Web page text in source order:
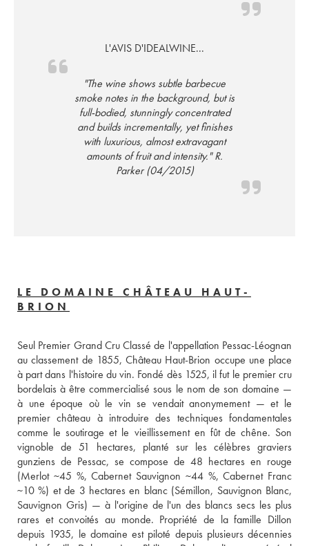
L'AVIS D'IDEALWINE...
"The wine shows subtle barbecue
smoke notes in the background, but is
full-bodied, stunningly concentrated
and builds incrementally, yet finishes
with luxurious, almost extravagant
amounts of fruit and intensity." R.
Parker (04/2015)
LE DOMAINE CHÂTEAU HAUT-
BRION
Seul Premier Grand Cru Classé de l'appellation Pessac-Léognan
au classement de 1855, Château Haut-Brion occupe une place
à part dans l'histoire du vin. Fondé dès 1525, il fut le premier cru
bordelais à être commercialisé sous le nom de son domaine —
à une époque où le vin se vendait anonymement — et le
premier château à introduire des techniques fondamentales
comme le soutirage et le vieillissement en fût de chêne. Son
vignoble de 51 hectares, planté sur les célèbres graviers
gunziens de Pessac, se compose de 48 hectares en rouge
(Merlot ~45 %, Cabernet Sauvignon ~44 %, Cabernet Franc
~10 %) et de 3 hectares en blanc (Sémillon, Sauvignon Blanc,
Sauvignon Gris) — à l'origine de l'un des blancs secs les plus
rares et convoités au monde. Propriété de la famille Dillon
depuis 1935, le domaine est piloté depuis plusieurs décennies